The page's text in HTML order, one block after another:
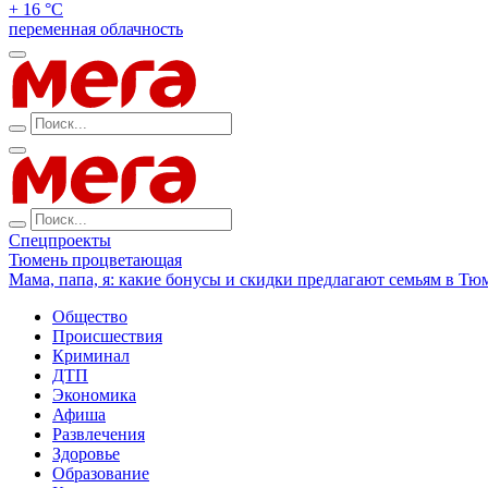
+ 16 °С
переменная облачность
Спецпроекты
Тюмень процветающая
Мама, папа, я: какие бонусы и скидки предлагают семьям в
Общество
Происшествия
Криминал
ДТП
Экономика
Афиша
Развлечения
Здоровье
Образование